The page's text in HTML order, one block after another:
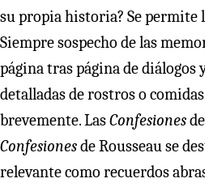
su propia historia? Se permite
Siempre sospecho de las
página tras página de diálogos
detalladas de rostros o
brevemente. LasConfesiones
Confesionesde Rousseau se
relevante como recuerdos